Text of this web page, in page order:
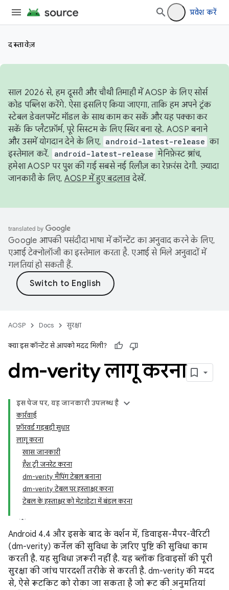
प्रवेश करें
दस्तावेज़
साल 2026 से, हम दूसरी और चौथी तिमाही में AOSP के लिए सोर्स
कोड पब्लिश करेंगे. ऐसा इसलिए किया जाएगा, ताकि हम अपने ट्रंक
स्टेबल डेवलपमेंट मॉडल के साथ काम कर सकें और यह पक्का कर
सकें कि प्लैटफ़ॉर्म, पूरे सिस्टम के लिए स्थिर बना रहे. AOSP बनाने
और उसमें योगदान देने के लिए, android-latest-release का
इस्तेमाल करें.
android-latest-release मेनिफ़ेस्ट ब्रांच,
हमेशा AOSP पर पुश की गई सबसे नई रिलीज़ का रेफ़रंस देगी. ज़्यादा
जानकारी के लिए, AOSP में हुए बदलावदेखें.
Google आपकी पसंदीदा भाषा में कॉन्टेंट का अनुवाद करने के लिए,
एआई टेक्नोलॉजी का इस्तेमाल करता है. एआई से मिले अनुवादों में
गलतियां हो सकती हैं.
AOSP Docs सुरक्षा
क्या इस कॉन्टेंट से आपको मदद मिली?
dm-verity लागू करना
इस पेज पर, यह जानकारी उपलब्ध है
कार्रवाई
फ़ॉरवर्ड गड़बड़ी सुधार
लागू करना
खास जानकारी
हैश ट्री जनरेट करना
dm-verity मैपिंग टेबल बनाना
dm-verity टेबल पर हस्ताक्षर करना
टेबल के हस्ताक्षर को मेटाडेटा में बंडल करना
Android 4.4 और इसके बाद के वर्शन में, डिवाइस-मैपर-वैरिटी
(dm-verity) कर्नेल की सुविधा के ज़रिए पुष्टि की सुविधा काम
करती है. यह सुविधा ज़रूरी नहीं है. यह ब्लॉक डिवाइसों की पूरी
सुरक्षा की जांच पारदर्शी तरीके से करती है. dm-verity की मदद
से, ऐसे रूटकिट को रोका जा सकता है जो रूट की अनुमतियां